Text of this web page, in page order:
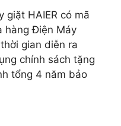
giặt HAIER có mã
hàng Điện Máy
gian diễn ra
chính sách tặng
tổng 4 năm bảo